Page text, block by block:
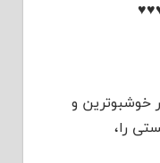
خوشبوترین و
را،